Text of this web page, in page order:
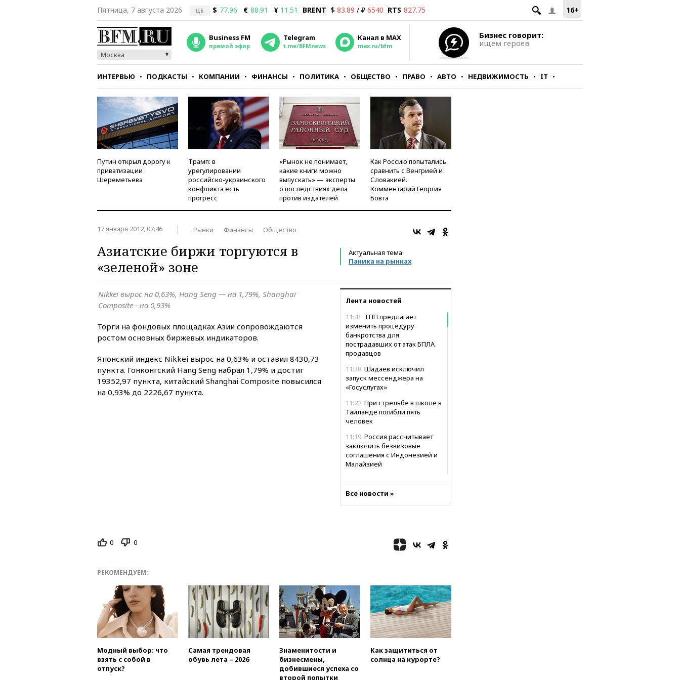
16+
Пятница, 7 августа 2026 ЦБ $ 77.96 € 88.91 ¥ 11.51 BRENT $ 83.89 / ₽ 6540 RTS 827.75
Москва
Business FM
прямой эфир
Telegram
t.me/BFMnews
Канал в MAX
max.ru/bfm
Бизнес говорит:
ищем героев
ИНТЕРВЬЮ ПОДКАСТЫ КОМПАНИИ ФИНАНСЫ ПОЛИТИКА ОБЩЕСТВО ПРАВО АВТО НЕДВИЖИМОСТЬ IT
СТИЛЬ ТЕСТЫ
Путин открыл дорогу к
приватизации
Шереметьева
Трамп: в
урегулировании
российско-украинского
конфликта есть
прогресс
«Рынок не понимает,
какие книги можно
выпускать» — эксперты
о последствиях дела
против издателей
Как Россию попытались
сравнить с Венгрией и
Словакией.
Комментарий Георгия
Бовта
17 января 2012, 07:46 Рынки Финансы Общество
Актуальная тема:
Паника на рынках
Азиатские биржи торгуются в
«зеленой» зоне
Лента новостей
11:41 ТПП предлагает
изменить процедуру
банкротства для
пострадавших от атак БПЛА
продавцов
11:38 Шадаев исключил
запуск мессенджера на
«Госуслугах»
11:22 При стрельбе в школе в
Таиланде погибли пять
человек
11:19 Россия рассчитывает
заключить безвизовые
соглашения с Индонезией и
Малайзией
конкуренты
10:41
Пашинян: Армения
понимает невозможность
одновременного членства в
ЕС и ЕАЭС
10:21
ФСБ задержала более
обмена криптовалюты в
«Москве-Сити»
Все новости »
Nikkei вырос на 0,63%, Hang Seng — на 1,79%, Shanghai
Composite - на 0,93%
Торги на фондовых площадках Азии сопровождаются
ростом основных биржевых индикаторов.
Японский индекс Nikkei вырос на 0,63% и оставил 8430,73
пункта. Гонконгский Hang Seng набрал 1,79% и достиг
19352,97 пункта, китайский Shanghai Composite повысился
на 0,93% до 2226,67 пункта.
0 0
РЕКОМЕНДУЕМ:
Модный выбор: что
взять с собой в
отпуск?
Самая трендовая
обувь лета – 2026
Знаменитости и
бизнесмены,
добившиеся успеха со
второй попытки
Как защититься от
солнца на курорте?